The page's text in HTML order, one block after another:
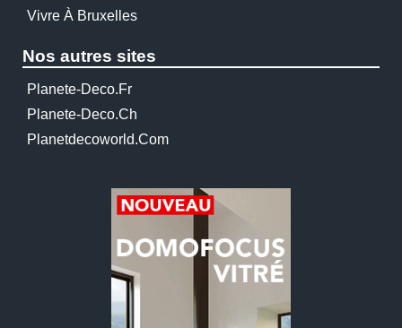
Vivre À Bruxelles
Nos autres sites
Planete-Deco.fr
Planete-Deco.ch
Planetdecoworld.com